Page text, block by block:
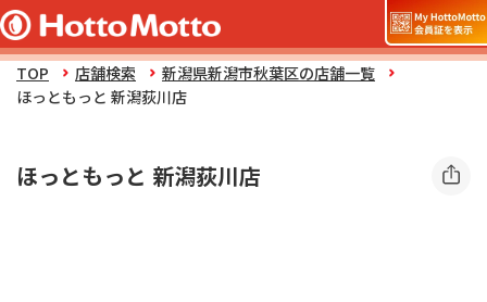
TOP 店舗検索
新潟県新潟市秋葉区の店舗一覧
ほっともっと 新潟荻川店
ほっともっと 新潟荻川店